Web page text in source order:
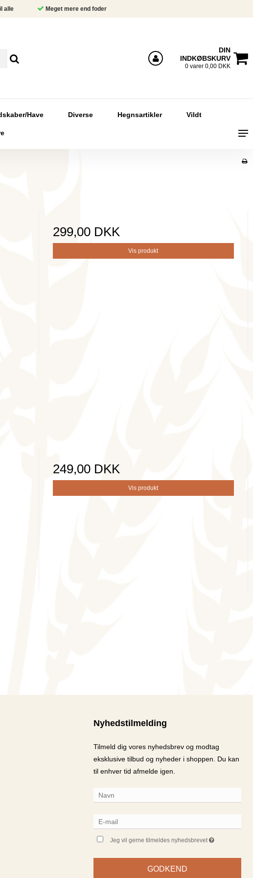
alle Meget mere end foder
Log ind
DIN
INDKØBSKURV
0 varer 0,00 DKK
Have Diverse Hegnsartikler Vildt
299,00 DKK
Vis produkt
249,00 DKK
Vis produkt
Nyhedstilmelding
Tilmeld dig vores nyhedsbrev og modtag
eksklusive tilbud og nyheder i shoppen. Du kan
til enhver tid afmelde igen.
Jeg vil gerne tilmeldes nyhedsbrevet
GODKEND